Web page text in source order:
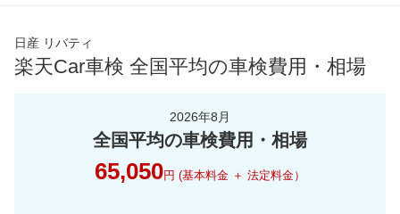
日産 リバティ
楽天Car車検 全国平均の車検費用・相場
2026年8月
全国平均の車検費用・相場
65,050円 (基本料金 ＋ 法定料金）